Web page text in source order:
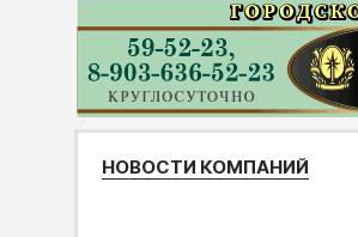
НОВОСТИ КОМПАНИЙ